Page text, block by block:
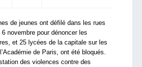
de jeunes ont défilé dans les rues
novembre pour dénoncer les
et 25 lycées de la capitale sur les
de Paris, ont été bloqués.
des violences contre des